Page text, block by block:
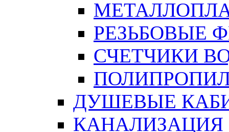
РЕЗЬБОВЫЕ
СЧЕТЧИКИ
ДУШЕВЫЕ
КАНАЛИЗАЦИЯ